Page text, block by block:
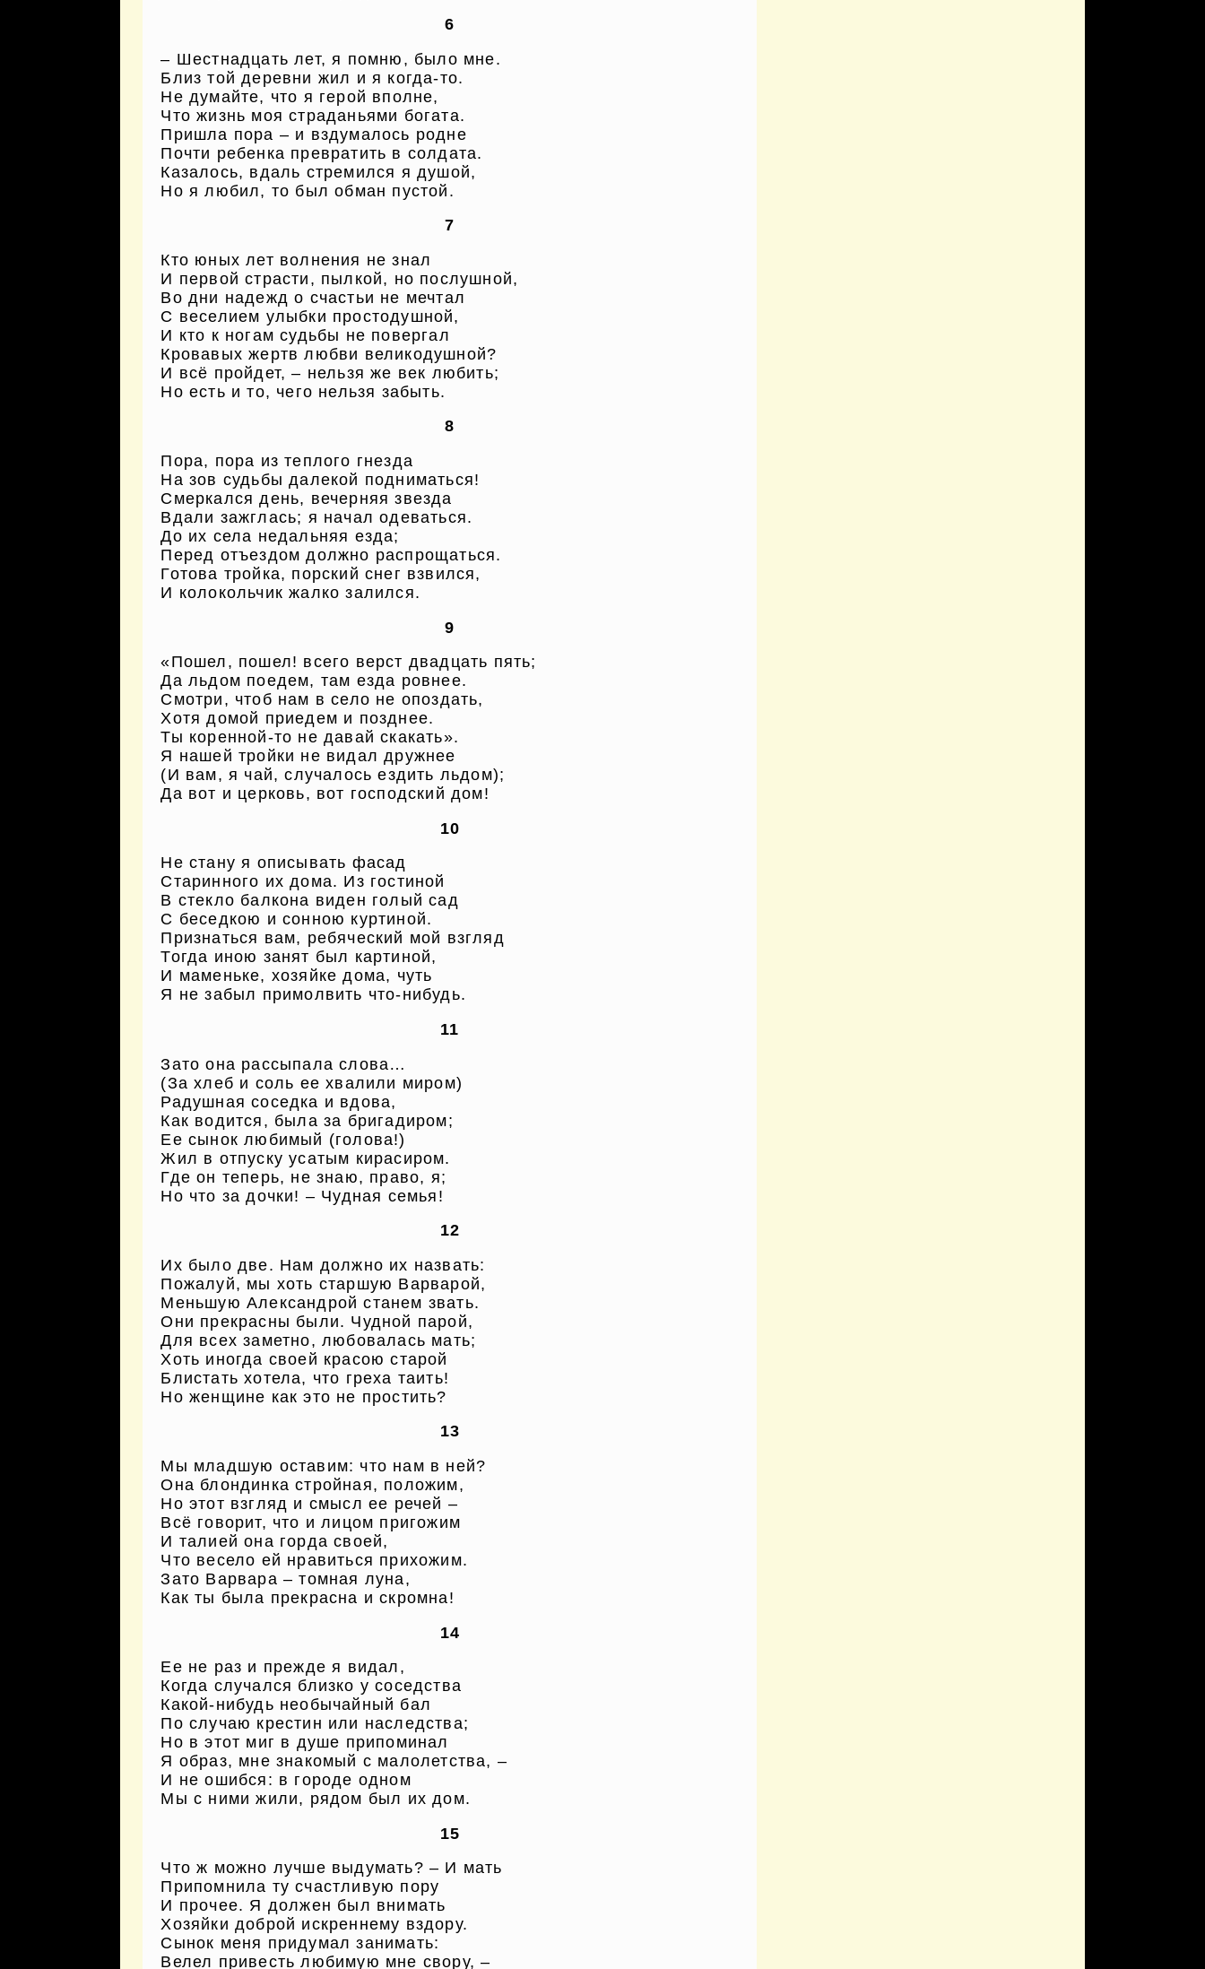
6
– Шестнадцать лет, я помню, было мне.
Близ той деревни жил и я когда-то.
Не думайте, что я герой вполне,
Что жизнь моя страданьями богата.
Пришла пора – и вздумалось родне
Почти ребенка превратить в солдата.
Казалось, вдаль стремился я душой,
Но я любил, то был обман пустой.
7
Кто юных лет волнения не знал
И первой страсти, пылкой, но послушной,
Во дни надежд о счастьи не мечтал
С веселием улыбки простодушной,
И кто к ногам судьбы не повергал
Кровавых жертв любви великодушной?
И всё пройдет, – нельзя же век любить;
Но есть и то, чего нельзя забыть.
8
Пора, пора из теплого гнезда
На зов судьбы далекой подниматься!
Смеркался день, вечерняя звезда
Вдали зажглась; я начал одеваться.
До их села недальняя езда;
Перед отъездом должно распрощаться.
Готова тройка, порский снег взвился,
И колокольчик жалко залился.
9
«Пошел, пошел! всего верст двадцать пять;
Да льдом поедем, там езда ровнее.
Смотри, чтоб нам в село не опоздать,
Хотя домой приедем и позднее.
Ты коренной-то не давай скакать».
Я нашей тройки не видал дружнее
(И вам, я чай, случалось ездить льдом);
Да вот и церковь, вот господский дом!
10
Не стану я описывать фасад
Старинного их дома. Из гостиной
В стекло балкона виден голый сад
С беседкою и сонною куртиной.
Признаться вам, ребяческий мой взгляд
Тогда иною занят был картиной,
И маменьке, хозяйке дома, чуть
Я не забыл примолвить что-нибудь.
11
Зато она рассыпала слова…
(За хлеб и соль ее хвалили миром)
Радушная соседка и вдова,
Как водится, была за бригадиром;
Ее сынок любимый (голова!)
Жил в отпуску усатым кирасиром.
Где он теперь, не знаю, право, я;
Но что за дочки! – Чудная семья!
12
Их было две. Нам должно их назвать:
Пожалуй, мы хоть старшую Варварой,
Меньшую Александрой станем звать.
Они прекрасны были. Чудной парой,
Для всех заметно, любовалась мать;
Хоть иногда своей красою старой
Блистать хотела, что греха таить!
Но женщине как это не простить?
13
Мы младшую оставим: что нам в ней?
Она блондинка стройная, положим,
Но этот взгляд и смысл ее речей –
Всё говорит, что и лицом пригожим
И талией она горда своей,
Что весело ей нравиться прихожим.
Зато Варвара – томная луна,
Как ты была прекрасна и скромна!
14
Ее не раз и прежде я видал,
Когда случался близко у соседства
Какой-нибудь необычайный бал
По случаю крестин или наследства;
Но в этот миг в душе припоминал
Я образ, мне знакомый с малолетства, –
И не ошибся: в городе одном
Мы с ними жили, рядом был их дом.
15
Что ж можно лучше выдумать? – И мать
Припомнила ту счастливую пору
И прочее. Я должен был внимать
Хозяйки доброй искреннему вздору.
Сынок меня придумал занимать:
Велел привесть любимую мне свору, –